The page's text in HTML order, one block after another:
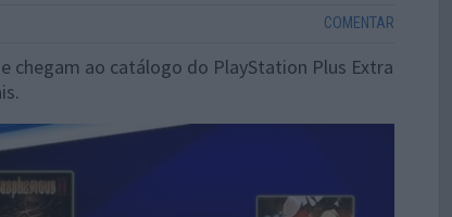
COMENTAR
chegam ao catálogo do PlayStation Plus Extra